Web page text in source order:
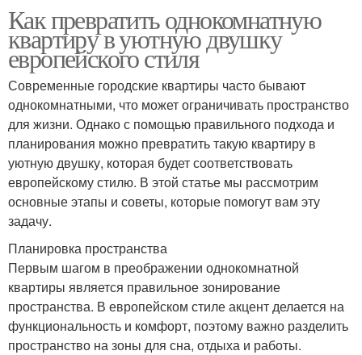
Как превратить однокомнатную
квартиру в уютную двушку
европейского стиля
Современные городские квартиры часто бывают
однокомнатными, что может ограничивать пространство
для жизни. Однако с помощью правильного подхода и
планирования можно превратить такую квартиру в
уютную двушку, которая будет соответствовать
европейскому стилю. В этой статье мы рассмотрим
основные этапы и советы, которые помогут вам эту
задачу.
Планировка пространства
Первым шагом в преображении однокомнатной
квартиры является правильное зонирование
пространства. В европейском стиле акцент делается на
функциональность и комфорт, поэтому важно разделить
пространство на зоны для сна, отдыха и работы.